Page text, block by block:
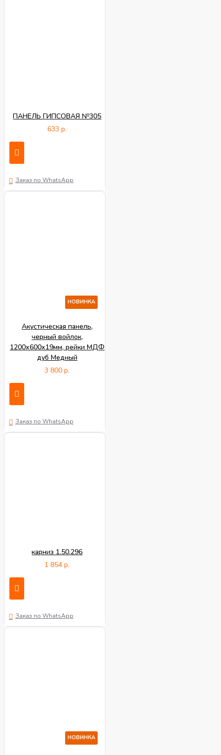
ПАНЕЛЬ ГИПСОВАЯ №305
633 р.
Заказ по WhatsApp
НОВИНКА
Акустическая панель,
черный войлок,
1200х600х19мм, рейки МДФ
дуб Медный
3 800 р.
Заказ по WhatsApp
карниз 1.50.296
1 854 р.
Заказ по WhatsApp
НОВИНКА